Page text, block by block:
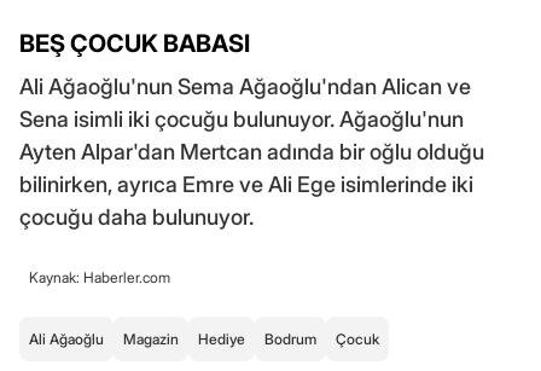
BEŞ ÇOCUK BABASI
Ali Ağaoğlu'nun Sema Ağaoğlu'ndan Alican ve
Sena isimli iki çocuğu bulunuyor. Ağaoğlu'nun
Ayten Alpar'dan Mertcan adında bir oğlu olduğu
bilinirken, ayrıca Emre ve Ali Ege isimlerinde iki
çocuğu daha bulunuyor.
Kaynak: Haberler.com
Ali Ağaoğlu Magazin Hediye Bodrum Çocuk